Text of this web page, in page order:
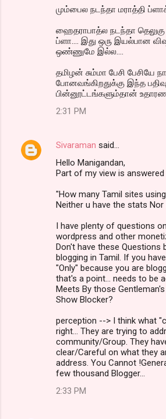
மும்பைல நடந்தா மராத்தி
ஹைதராபாத்ல நடந்தா
ப்ளா.... இது ஒரு இயல்பான
ஒண்ணுமே இல்ல....
தமிழன் சும்மா பேசி பேசியே
போனவங்கிறதுக்கு இந்த
பின்னூட்டங்களும்தான்
2:31 PM
Sivaraman said…
Hello Manigandan,
Part of my view is answered
"How many Tamil sites
Neither u have the stats Nor
I have plenty of questions
wordpress and other
Don't have these Questions
blogging in Tamil. If you
"Only" because you are
that's a point... needs to be
Meets By those
Show Blocker?
perception --> I think what
right... They are trying to
community/Group. They
clear/Careful on what they
address. You Cannot
few thousand Blogger...
2:33 PM